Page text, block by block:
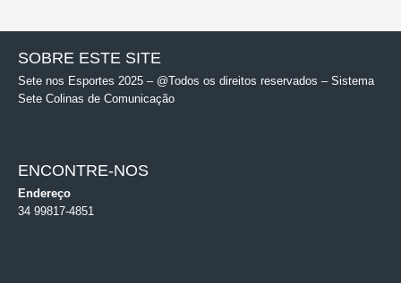
SOBRE ESTE SITE
Sete nos Esportes 2025 – @Todos os direitos reservados – Sistema
Sete Colinas de Comunicação
ENCONTRE-NOS
Endereço
34 99817-4851